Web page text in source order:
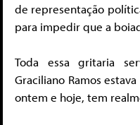
de representação
para impedir que a
Toda essa gritaria
Graciliano Ramos
ontem e hoje, tem